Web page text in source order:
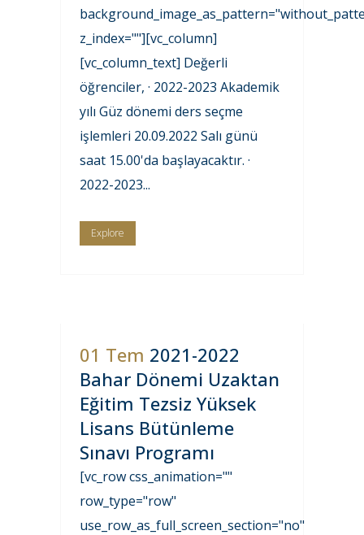
z_index=""][vc_column]
[vc_column_text] Değerli
öğrenciler, · 2022-2023 Akademik
yılı Güz dönemi ders seçme
işlemleri 20.09.2022 Salı günü
saat 15.00'da başlayacaktır. ·
2022-2023...
Explore
01 Tem 2021-2022
Bahar Dönemi Uzaktan
Eğitim Tezsiz Yüksek
Lisans Bütünleme
Sınavı Programı
[vc_row css_animation=""
row_type="row"
use_row_as_full_screen_section="no"